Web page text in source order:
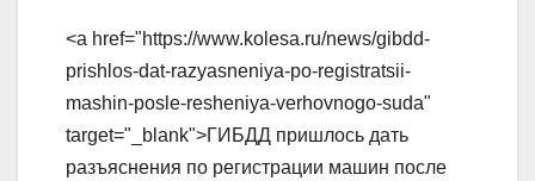
<a href="https://www.kolesa.ru/news/gibdd-
prishlos-dat-razyasneniya-po-registratsii-
mashin-posle-resheniya-verhovnogo-suda"
target="_blank">ГИБДД пришлось дать
разъяснения по регистрации машин после